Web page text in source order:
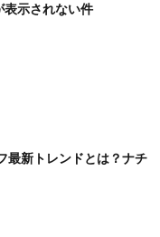
表示されない件
最新トレンドとは？ナチ